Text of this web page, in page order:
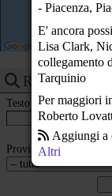
Ricerca eventi
Testo
Provincia
- Piacenza,
E' ancora
Lisa Clark,
collegamento
Tarquinio
Per maggiori
Roberto
Aggiungi a
Altri